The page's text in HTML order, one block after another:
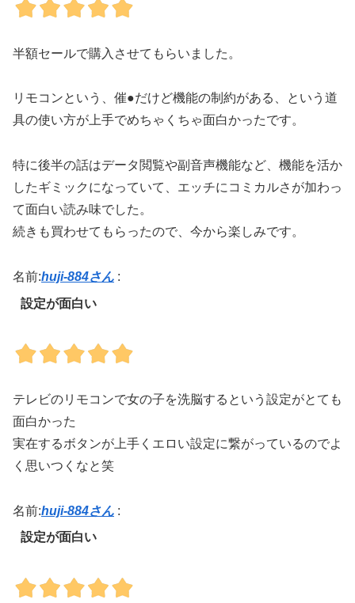
半額セールで購入させてもらいました。
リモコンという、催●だけど機能の制約がある、という道
具の使い方が上手でめちゃくちゃ面白かったです。
特に後半の話はデータ閲覧や副音声機能など、機能を活か
したギミックになっていて、エッチにコミカルさが加わっ
て面白い読み味でした。
続きも買わせてもらったので、今から楽しみです。
名前:huji-884さん :
設定が面白い
テレビのリモコンで女の子を洗脳するという設定がとても
面白かった
実在するボタンが上手くエロい設定に繋がっているのでよ
く思いつくなと笑
名前:huji-884さん :
設定が面白い